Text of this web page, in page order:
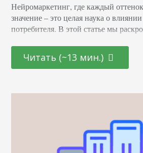
Нейромаркетинг, где каждый
значение – это целая наука о
потребителя. В этой статье мы
последних достижениях в области
нейронаук. От подбора цветовой
человеческого сознания для
Читать (~13 мин.)